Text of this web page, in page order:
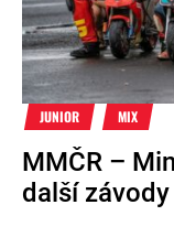
JUNIOR MIX
MMČR –
další